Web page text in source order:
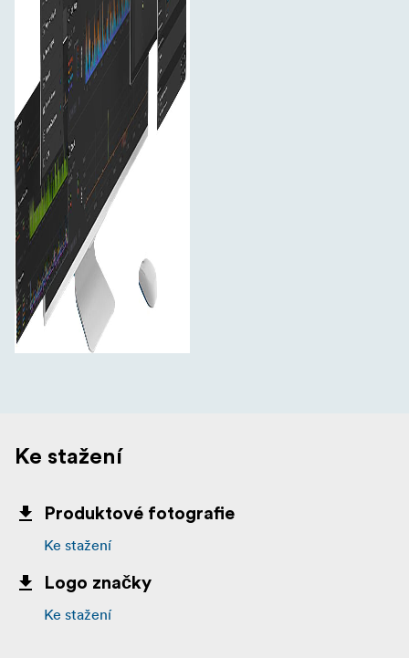
Ke stažení
Produktové fotografie
Ke stažení
Logo značky
Ke stažení